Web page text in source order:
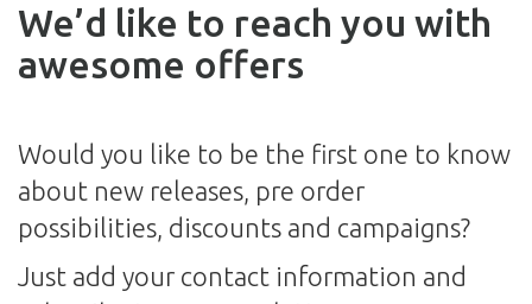
We’d like to reach you with
awesome offers
Would you like to be the first one to know
about new releases, pre order
possibilities, discounts and campaigns?
Just add your contact information and